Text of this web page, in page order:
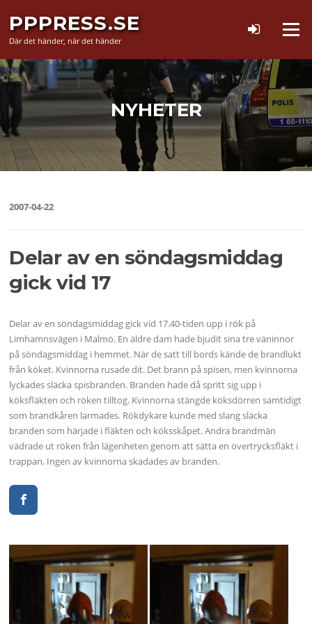
innehåll
PPPRESS.SE
Där det händer, när det händer
Meny
NYHETER
2007-04-22
Delar av en söndagsmiddag
gick vid 17
Delar av en söndagsmiddag gick vid 17.40-tiden upp i rök på
Limhamnsvägen i Malmö. En äldre dam hade bjudit sina tre väninnor
på söndagsmiddag i hemmet. När de satt till bords kände de brandlukt
från köket. Kvinnorna rusade dit. Det brann på spisen, men kvinnorna
lyckades släcka spisbranden. Branden hade då spritt sig upp i
köksfläkten och röken tilltog. Kvinnorna stängde köksdörren samtidigt
som brandkåren larmades. Rökdykare kunde med slang släcka
branden som härjade i fläkten och köksskåpet. Andra brandmän
vädrade ut röken från lägenheten genom att sätta en övertrycksfläkt i
trappan. Ingen av kvinnorna skadades av branden.